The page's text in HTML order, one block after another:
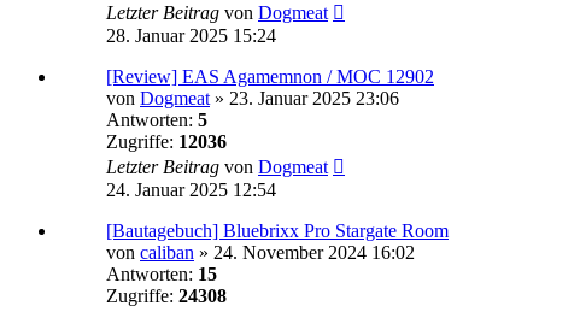
Letzter Beitrag von Dogmeat
28. Januar 2025 15:24
[Review] EAS Agamemnon / MOC 12902
von Dogmeat » 23. Januar 2025 23:06
Antworten: 5
Zugriffe: 12036
Letzter Beitrag von Dogmeat
24. Januar 2025 12:54
[Bautagebuch] Bluebrixx Pro Stargate Room
von caliban » 24. November 2024 16:02
Antworten: 15
Zugriffe: 24308